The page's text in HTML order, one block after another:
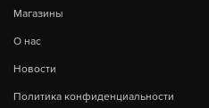
Магазины
О нас
Новости
Политика конфиденциальности